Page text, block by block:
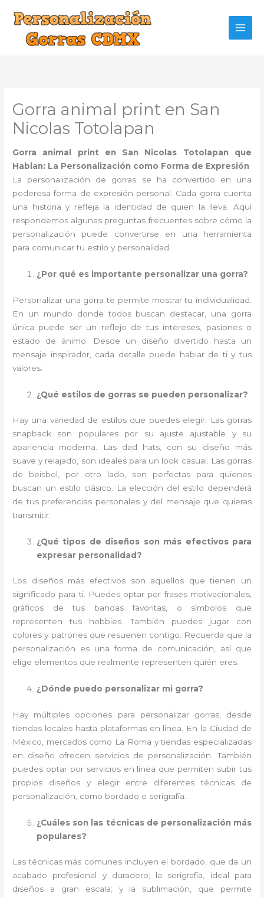
contenido
Gorra animal print en San
Nicolas Totolapan
Gorra animal print en San Nicolas Totolapan que
Hablan: La Personalización como Forma de Expresión
La personalización de gorras se ha convertido en una
poderosa forma de expresión personal. Cada gorra cuenta
una historia y refleja la identidad de quien la lleva. Aquí
respondemos algunas preguntas frecuentes sobre cómo la
personalización puede convertirse en una herramienta
para comunicar tu estilo y personalidad.
¿Por qué es importante personalizar una gorra?
Personalizar una gorra te permite mostrar tu individualidad.
En un mundo donde todos buscan destacar, una gorra
única puede ser un reflejo de tus intereses, pasiones o
estado de ánimo. Desde un diseño divertido hasta un
mensaje inspirador, cada detalle puede hablar de ti y tus
valores.
¿Qué estilos de gorras se pueden personalizar?
Hay una variedad de estilos que puedes elegir. Las gorras
snapback son populares por su ajuste ajustable y su
apariencia moderna. Las dad hats, con su diseño más
suave y relajado, son ideales para un look casual. Las gorras
de beisbol, por otro lado, son perfectas para quienes
buscan un estilo clásico. La elección del estilo dependerá
de tus preferencias personales y del mensaje que quieras
transmitir.
¿Qué tipos de diseños son más efectivos para
expresar personalidad?
Los diseños más efectivos son aquellos que tienen un
significado para ti. Puedes optar por frases motivacionales,
gráficos de tus bandas favoritas, o símbolos que
representen tus hobbies. También puedes jugar con
colores y patrones que resuenen contigo. Recuerda que la
personalización es una forma de comunicación, así que
elige elementos que realmente representen quién eres.
¿Dónde puedo personalizar mi gorra?
Hay múltiples opciones para personalizar gorras, desde
tiendas locales hasta plataformas en línea. En la Ciudad de
México, mercados como La Roma y tiendas especializadas
en diseño ofrecen servicios de personalización. También
puedes optar por servicios en línea que permiten subir tus
propios diseños y elegir entre diferentes técnicas de
personalización, como bordado o serigrafía.
¿Cuáles son las técnicas de personalización más
populares?
Las técnicas más comunes incluyen el bordado, que da un
acabado profesional y duradero; la serigrafía, ideal para
diseños a gran escala; y la sublimación, que permite